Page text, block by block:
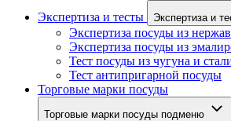
Экспертиза и тесты
Экспертиза и
Экспертиза посуды из
Экспертиза посуды из
Тест посуды из чугуна и
Тест антипригарной посуды
Торговые марки посуды
Торговые марки посуды подменю